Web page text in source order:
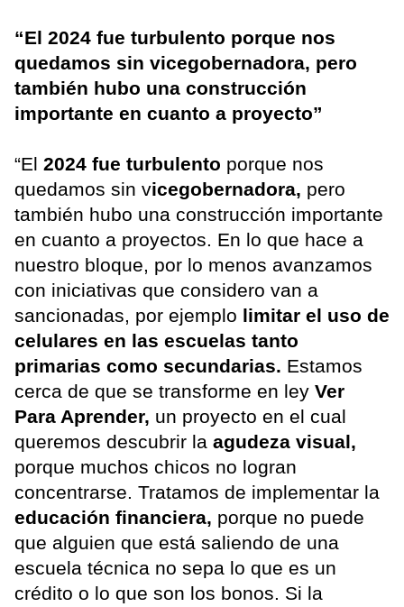
“El 2024 fue turbulento porque nos
quedamos sin vicegobernadora, pero
también hubo una construcción
importante en cuanto a proyecto”
“El 2024 fue turbulento porque nos
quedamos sin vicegobernadora, pero
también hubo una construcción importante
en cuanto a proyectos. En lo que hace a
nuestro bloque, por lo menos avanzamos
con iniciativas que considero van a
sancionadas, por ejemplo limitar el uso de
celulares en las escuelas tanto
primarias como secundarias. Estamos
cerca de que se transforme en ley Ver
Para Aprender, un proyecto en el cual
queremos descubrir la agudeza visual,
porque muchos chicos no logran
concentrarse. Tratamos de implementar la
educación financiera, porque no puede
que alguien que está saliendo de una
escuela técnica no sepa lo que es un
crédito o lo que son los bonos. Si la